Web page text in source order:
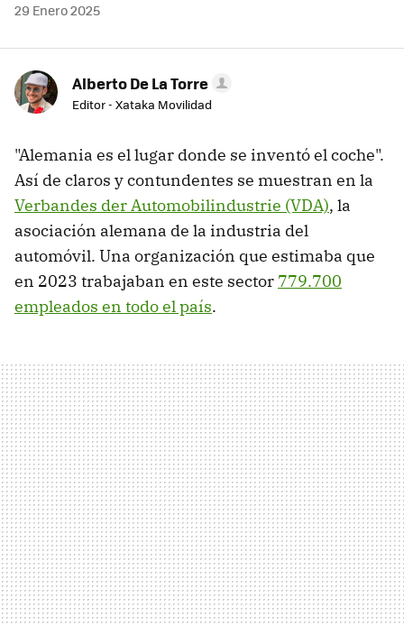
29 Enero 2025
Alberto De La Torre
Editor - Xataka Movilidad
"Alemania es el lugar donde se inventó el coche".
Así de claros y contundentes se muestran en la
Verbandes der Automobilindustrie (VDA), la
asociación alemana de la industria del
automóvil. Una organización que estimaba que
en 2023 trabajaban en este sector 779.700
empleados en todo el país.